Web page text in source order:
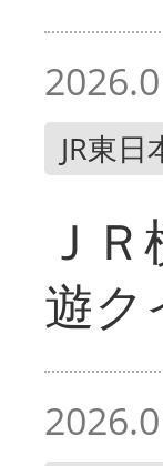
JR東日
Ｊ
遊ク